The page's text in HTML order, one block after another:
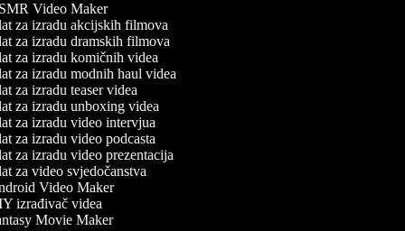
Video Maker
za izradu akcijskih filmova
za izradu dramskih filmova
za izradu komičnih videa
za izradu modnih haul videa
za izradu teaser videa
za izradu unboxing videa
za izradu video intervjua
za izradu video podcasta
za izradu video prezentacija
za video svjedočanstva
Video Maker
izrađivač videa
Movie Maker